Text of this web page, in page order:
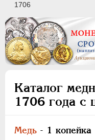
1706
Каталог
1706 года с
Медь - 1
ПEТР I 1699 - 1725
ПЕТР II 1727-1729
АННА ИОАННОВНА
ЕЛИЗАВЕТА 1741-